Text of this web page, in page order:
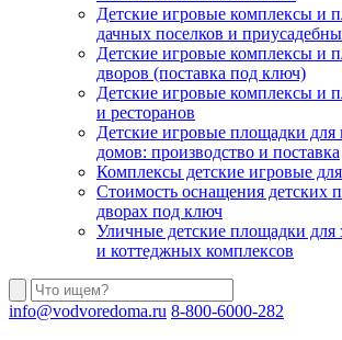
Детские игровые комплексы и
дачных поселков и
Детские игровые комплексы и
дворов (поставка под ключ)
Детские игровые комплексы и
и ресторанов
Детские игровые площадки
домов: производство и поставка
Комплексы детские игровые
Стоимость оснащения детских
дворах под ключ
Уличные детские площадки для
и коттеджных комплексов
info@vodvoredoma.ru 8-800-6000-282